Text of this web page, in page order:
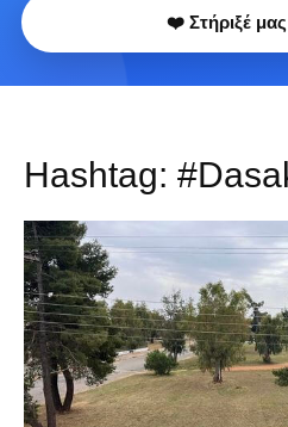
❤️ Στήριξέ
Hashtag: